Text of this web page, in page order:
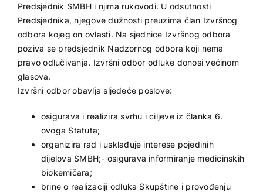
Predsjednik SMBH i njima rukovodi. U odsutnosti
Predsjednika, njegove dužnosti preuzima član Izvršnog
odbora kojeg on ovlasti. Na sjednice Izvršnog odbora
poziva se predsjednik Nadzornog odbora koji nema
pravo odlučivanja. Izvršni odbor odluke donosi većinom
glasova.
Izvršni odbor obavlja sljedeće poslove:
osigurava i realizira svrhu i ciljeve iz članka 6.
ovoga Statuta;
organizira rad i usklađuje interese pojedinih
dijelova SMBH;- osigurava informiranje medicinskih
biokemičara;
brine o realizaciji odluka Skupštine i provođenju